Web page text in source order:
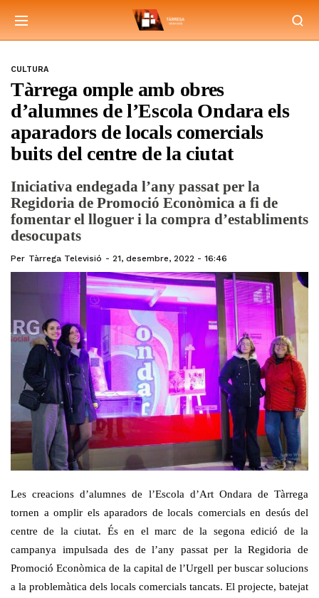
CULTURA
Tàrrega omple amb obres
d’alumnes de l’Escola Ondara els
aparadors de locals comercials
buits del centre de la ciutat
Iniciativa endegada l’any passat per la
Regidoria de Promoció Econòmica a fi de
fomentar el lloguer i la compra d’establiments
desocupats
Per Tàrrega Televisió 21, desembre, 2022 - 16:46
Les creacions d’alumnes de l’Escola d’Art Ondara de Tàrrega
tornen a omplir els aparadors de locals comercials en desús del
centre de la ciutat. És en el marc de la segona edició de la
campanya impulsada des de l’any passat per la Regidoria de
Promoció Econòmica de la capital de l’Urgell per buscar solucions
a la problemàtica dels locals comercials tancats. El projecte, batejat